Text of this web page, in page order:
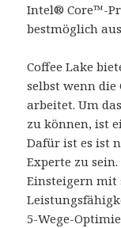
Intel® Core™-
bestmöglich
Coffee Lake
selbst wenn die
arbeitet. Um
zu können, ist
Dafür ist es ist
Experte zu
Einsteigern mit
5-Wege-